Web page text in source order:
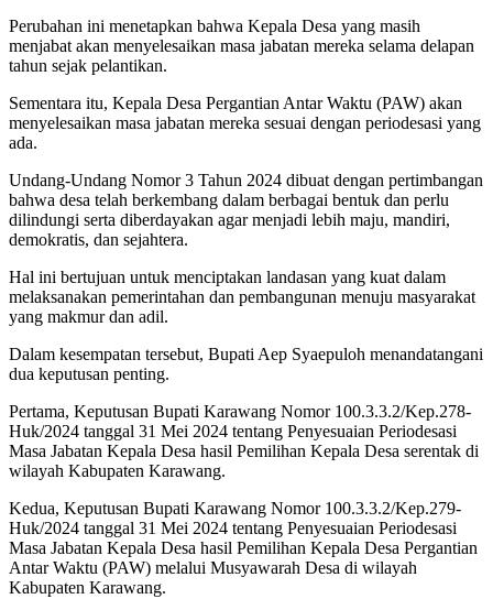
Perubahan ini menetapkan bahwa Kepala Desa yang masih
menjabat akan menyelesaikan masa jabatan mereka selama delapan
tahun sejak pelantikan.
Sementara itu, Kepala Desa Pergantian Antar Waktu (PAW) akan
menyelesaikan masa jabatan mereka sesuai dengan periodesasi yang
ada.
Undang-Undang Nomor 3 Tahun 2024 dibuat dengan pertimbangan
bahwa desa telah berkembang dalam berbagai bentuk dan perlu
dilindungi serta diberdayakan agar menjadi lebih maju, mandiri,
demokratis, dan sejahtera.
Hal ini bertujuan untuk menciptakan landasan yang kuat dalam
melaksanakan pemerintahan dan pembangunan menuju masyarakat
yang makmur dan adil.
Dalam kesempatan tersebut, Bupati Aep Syaepuloh menandatangani
dua keputusan penting.
Pertama, Keputusan Bupati Karawang Nomor 100.3.3.2/Kep.278-
Huk/2024 tanggal 31 Mei 2024 tentang Penyesuaian Periodesasi
Masa Jabatan Kepala Desa hasil Pemilihan Kepala Desa serentak di
wilayah Kabupaten Karawang.
Kedua, Keputusan Bupati Karawang Nomor 100.3.3.2/Kep.279-
Huk/2024 tanggal 31 Mei 2024 tentang Penyesuaian Periodesasi
Masa Jabatan Kepala Desa hasil Pemilihan Kepala Desa Pergantian
Antar Waktu (PAW) melalui Musyawarah Desa di wilayah
Kabupaten Karawang.